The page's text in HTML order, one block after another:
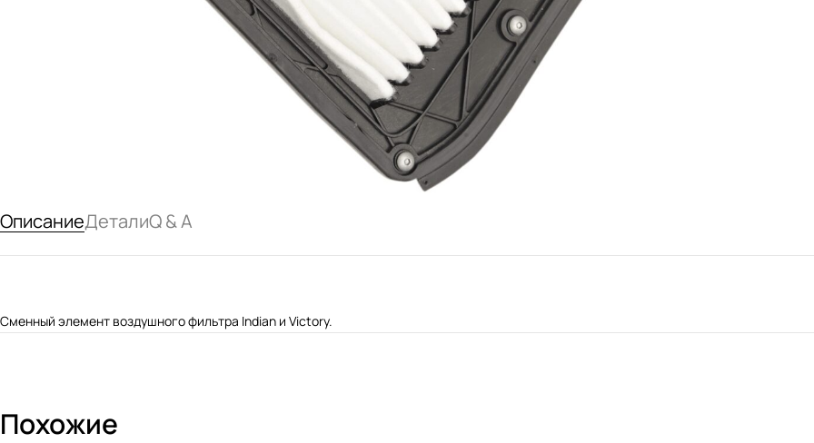
ОписаниеДеталиQ & A
Сменный элемент воздушного фильтра Indian и Victory.
Похожие